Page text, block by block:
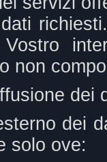
non
dei
dei
solo ove: